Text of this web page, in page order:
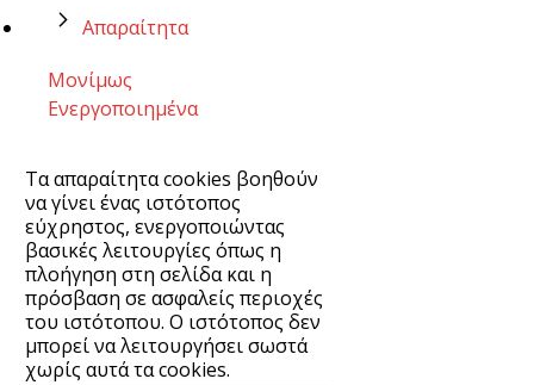
Απαραίτητα
Μονίμως
Ενεργοποιημένα
Τα απαραίτητα cookies βοηθούν
να γίνει ένας ιστότοπος
εύχρηστος, ενεργοποιώντας
βασικές λειτουργίες όπως η
πλοήγηση στη σελίδα και η
πρόσβαση σε ασφαλείς περιοχές
του ιστότοπου. Ο ιστότοπος δεν
μπορεί να λειτουργήσει σωστά
χωρίς αυτά τα cookies.